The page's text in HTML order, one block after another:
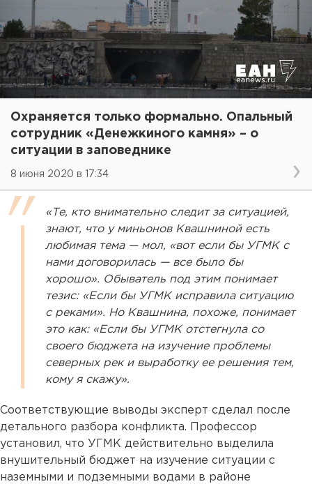
Охраняется только формально. Опальный
сотрудник «Денежкиного камня» – о
ситуации в заповеднике
8 июня 2020 в 17:34
«Те, кто внимательно следит за ситуацией,
знают, что у миньонов Квашниной есть
любимая тема — мол, «вот если бы УГМК с
нами договорилась — все было бы
хорошо». Обыватель под этим понимает
тезис: «Если бы УГМК исправила ситуацию
с реками». Но Квашнина, похоже, понимает
это как: «Если бы УГМК отстегнула со
своего бюджета на изучение проблемы
северных рек и выработку ее решения тем,
кому я скажу».
Соответствующие выводы эксперт сделал после
детального разбора конфликта. Профессор
установил, что УГМК действительно выделила
внушительный бюджет на изучение ситуации с
наземными и подземными водами в районе